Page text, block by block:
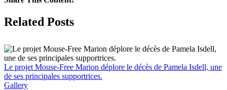
venu
de
Taïwan,
Facebook
X
LinkedIn
WhatsApp
Tumblr
Pinterest
Email
Related Posts
Le projet Mouse-Free Marion déplore le décès de Pamela Isdell, une
de ses principales supportrices.
Gallery